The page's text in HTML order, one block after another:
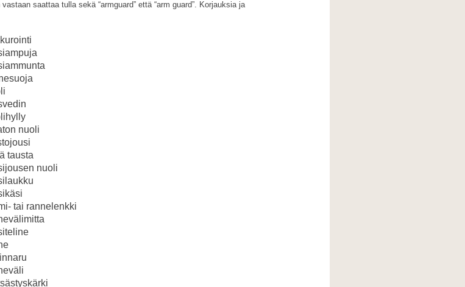
saattaa tulla sekä “armguard” että “arm guard”. Korjauksia ja
nuoli
tausta
nuoli
tai rannelenkki